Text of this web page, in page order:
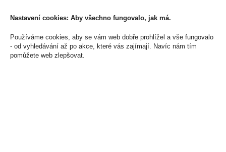
150 Kč
Cena za:1 ks
Skladem:5 - 50 krabiček
Cena za:
Skladem: 50 - 100 ks
Nastavení cookies: Aby všechno fungovalo, jak má.
Používáme cookies, aby se vám web dobře prohlížel a vše fungovalo
- od vyhledávání až po akce, které vás zajímají. Navíc nám tím
pomůžete web zlepšovat.